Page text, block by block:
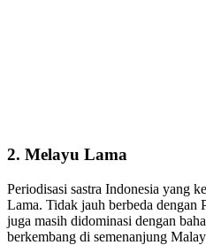
2. Melayu Lama
Periodisasi sastra Indonesia yang
Lama. Tidak jauh berbeda dengan
juga masih didominasi dengan
berkembang di semenanjung